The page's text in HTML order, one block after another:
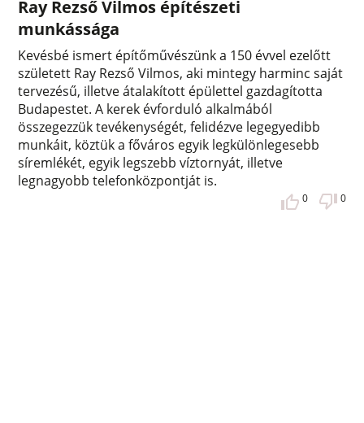
Ray Rezső Vilmos építészeti
munkássága
Kevésbé ismert építőművészünk a 150 évvel ezelőtt
született Ray Rezső Vilmos, aki mintegy harminc saját
tervezésű, illetve átalakított épülettel gazdagította
Budapestet. A kerek évforduló alkalmából
összegezzük tevékenységét, felidézve legegyedibb
munkáit, köztük a főváros egyik legkülönlegesebb
síremlékét, egyik legszebb víztornyát, illetve
legnagyobb telefonközpontját is.
0 0